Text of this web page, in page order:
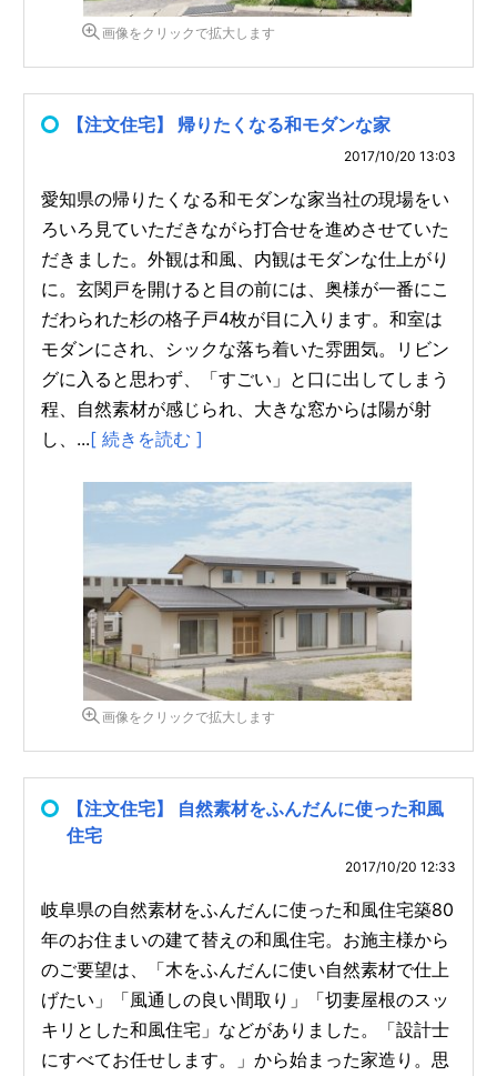
画像をクリックで拡大します
【注文住宅】 帰りたくなる和モダンな家
2017/10/20 13:03
愛知県の帰りたくなる和モダンな家当社の現場をい
ろいろ見ていただきながら打合せを進めさせていた
だきました。外観は和風、内観はモダンな仕上がり
に。玄関戸を開けると目の前には、奥様が一番にこ
だわられた杉の格子戸4枚が目に入ります。和室は
モダンにされ、シックな落ち着いた雰囲気。リビン
グに入ると思わず、「すごい」と口に出してしまう
程、自然素材が感じられ、大きな窓からは陽が射
し、...[ 続きを読む ]
画像をクリックで拡大します
【注文住宅】 自然素材をふんだんに使った和風
住宅
2017/10/20 12:33
岐阜県の自然素材をふんだんに使った和風住宅築80
年のお住まいの建て替えの和風住宅。お施主様から
のご要望は、「木をふんだんに使い自然素材で仕上
げたい」「風通しの良い間取り」「切妻屋根のスッ
キリとした和風住宅」などがありました。「設計士
にすべてお任せします。」から始まった家造り。思